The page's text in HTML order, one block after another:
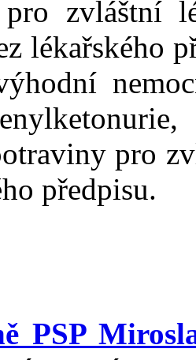
pro zvláštní
lékařského
pro
předpisu.
PSP